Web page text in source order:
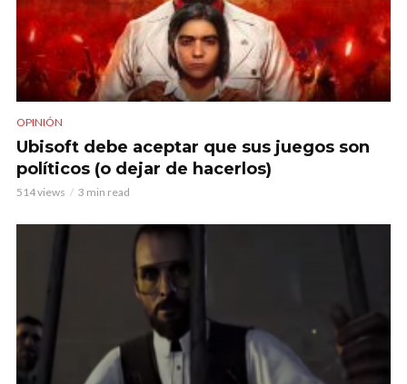
OPINIÓN
Ubisoft debe aceptar que sus juegos son
políticos (o dejar de hacerlos)
514 views 3 min read